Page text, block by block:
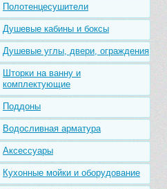
Полотенцесушители
Душевые кабины и боксы
Душевые углы, двери, ограждения
Шторки на ванну и
комплектующие
Поддоны
Водосливная арматура
Аксессуары
Кухонные мойки и оборудование